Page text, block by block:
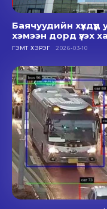
Баячуудийн
хэмээн дорд үзэх
ГЭМТ ХЭРЭГ 2026-03-10